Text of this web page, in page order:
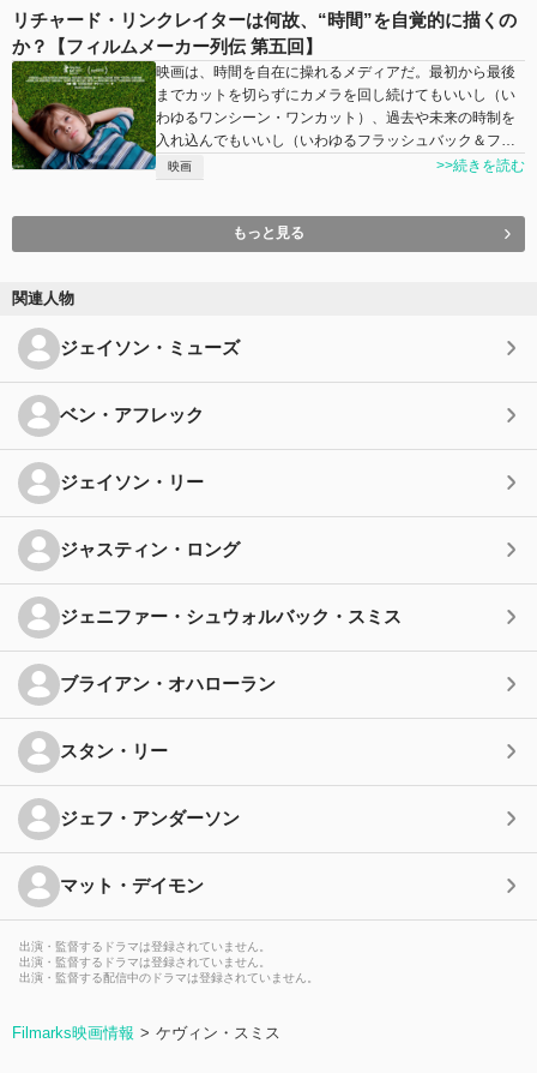
リチャード・リンクレイターは何故、“時間”を自覚的に描くの
か？【フィルムメーカー列伝 第五回】
映画は、時間を自在に操れるメディアだ。最初から最後
までカットを切らずにカメラを回し続けてもいいし（い
わゆるワンシーン・ワンカット）、過去や未来の時制を
入れ込んでもいいし（いわゆるフラッシュバック＆フ…
映画 >>続きを読む
もっと見る
関連人物
ジェイソン・ミューズ
ベン・アフレック
ジェイソン・リー
ジャスティン・ロング
ジェニファー・シュウォルバック・スミス
ブライアン・オハローラン
スタン・リー
ジェフ・アンダーソン
マット・デイモン
出演・監督するドラマは登録されていません。
出演・監督するドラマは登録されていません。
出演・監督する配信中のドラマは登録されていません。
Filmarks映画情報 ケヴィン・スミス